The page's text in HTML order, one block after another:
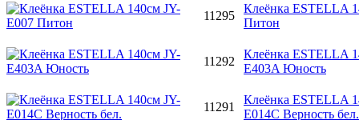
11295
Клеёнка ESTELLA
Питон
11292
Клеёнка ESTELLA
E403A Юность
11291
Клеёнка ESTELLA
E014C Верность бел.